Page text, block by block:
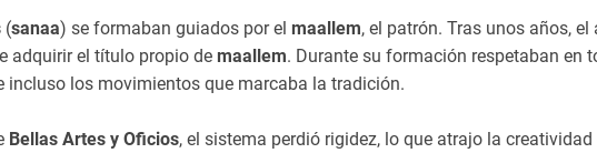
(sanaa) se formaban guiados por el maallem, el patrón. Tras unos años, el
adquirir el título propio de maallem. Durante su formación respetaban en
incluso los movimientos que marcaba la tradición.
Bellas Artes y Oficios, el sistema perdió rigidez, lo que atrajo la creatividad